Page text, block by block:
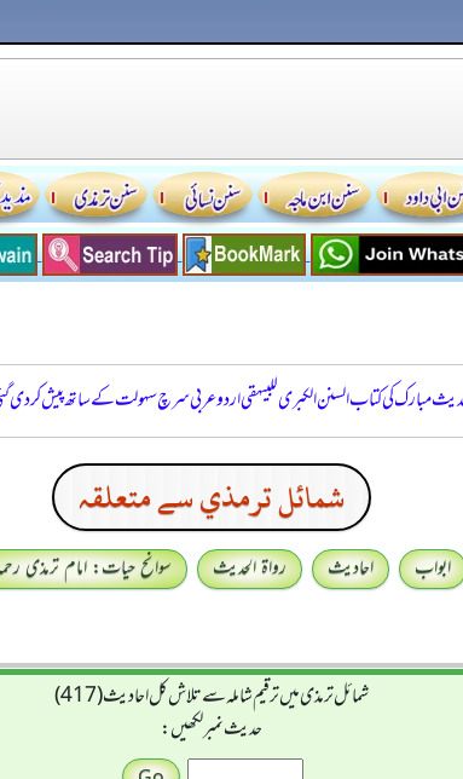
حدیث مبارک کی کتاب السنن الكبرى للبيهقي اردو عربی سرچ سہولت کے ساتھ پیش کر
شمائل ترمذي سے متعلقہ
ابواب احادیث رواۃ الحدیث
سوانح حیات: امام ترمذی
شمائل ترمذی میں ترقیم شاملہ سے تلاش کل احادیث (417)
حدیث نمبر لکھیں: